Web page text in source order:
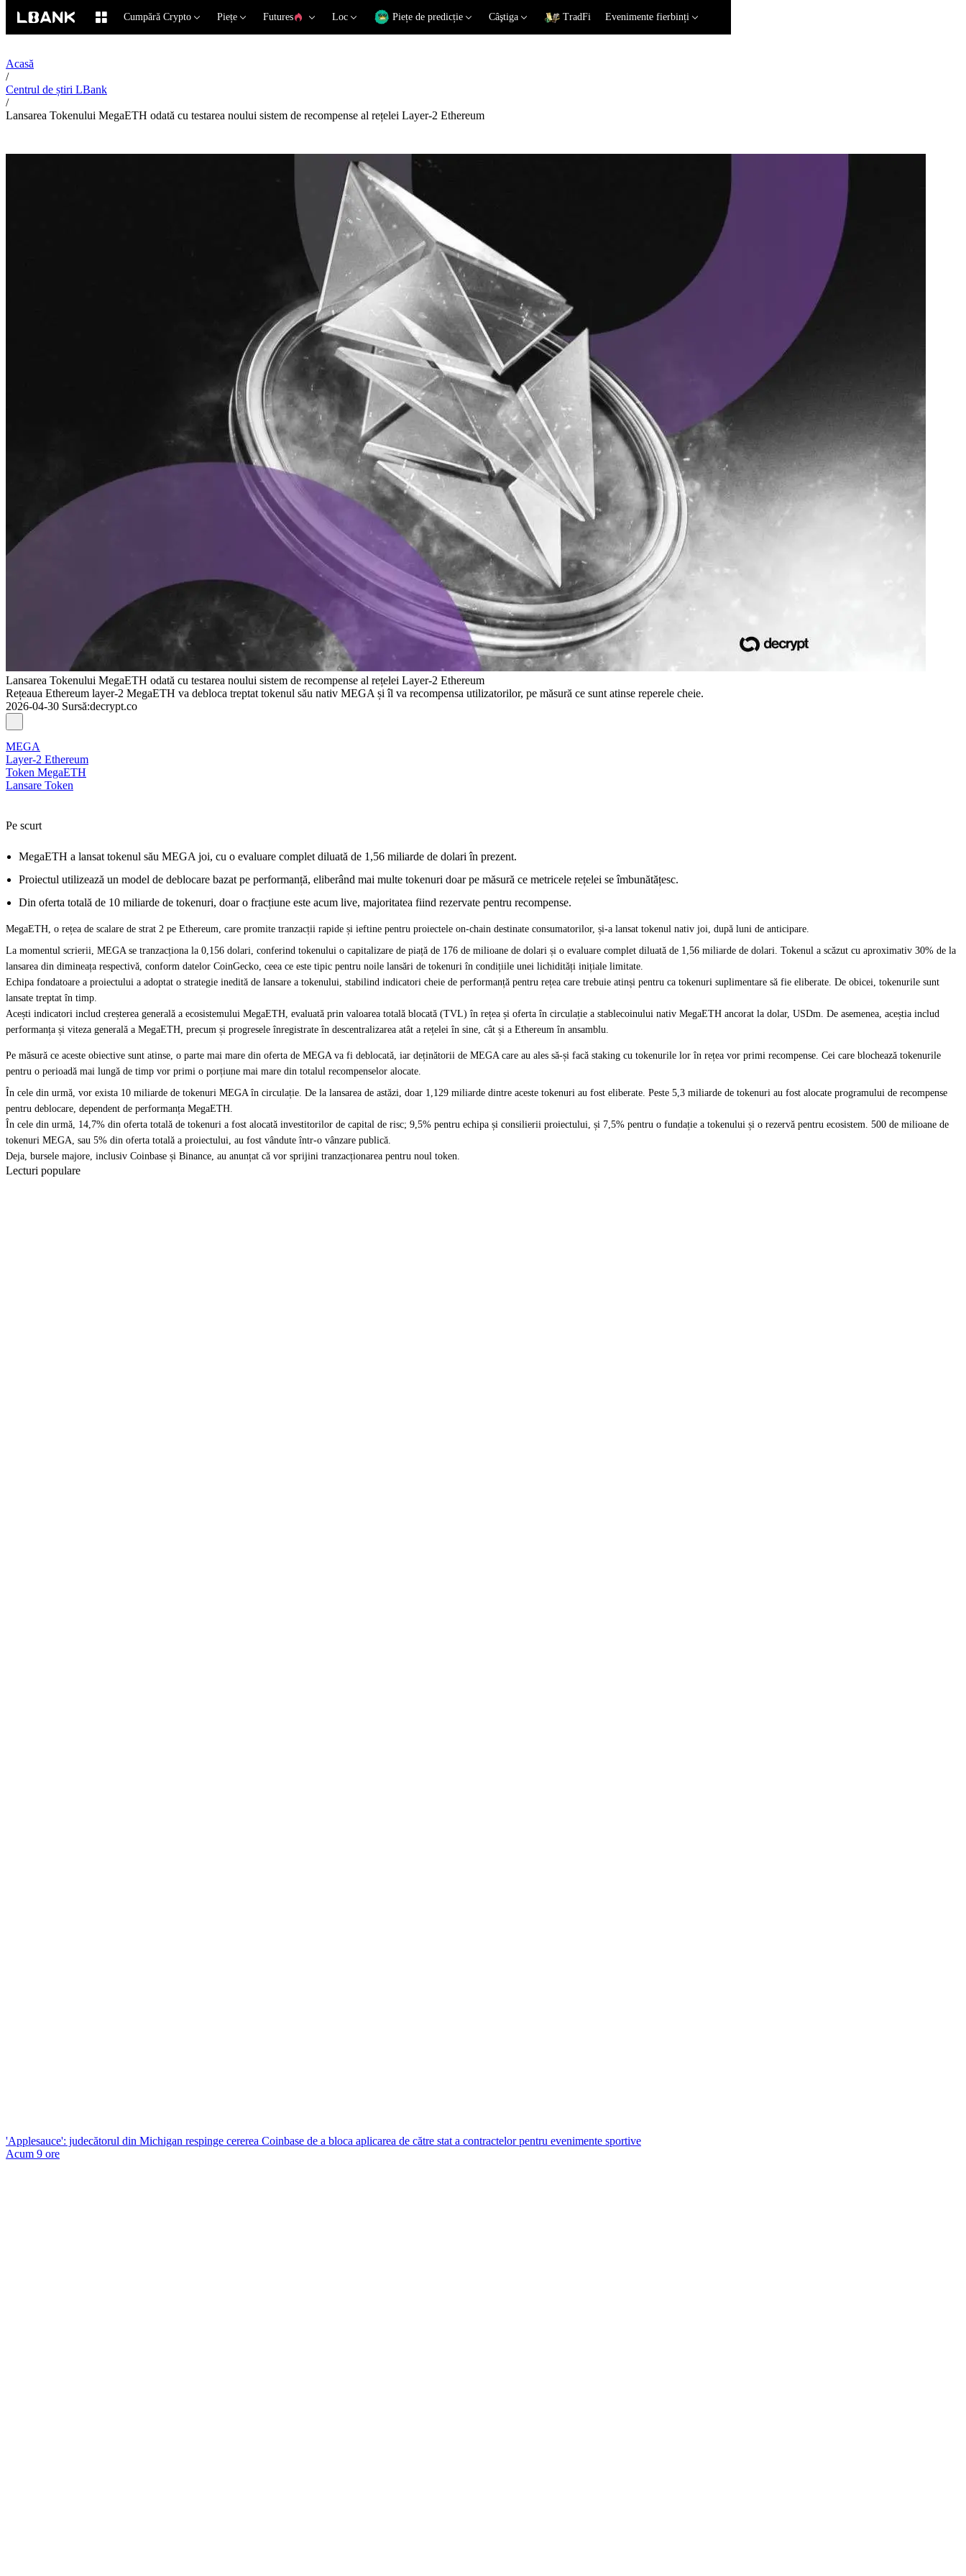
Cumpără Crypto Piețe Futures Loc Piețe de predicție Câştiga TradFi Evenimente fierbinți
Acasă
/
Centrul de știri LBank
/
Lansarea Tokenului MegaETH odată cu testarea noului sistem de recompense al rețelei Layer-2 Ethereum
Lansarea Tokenului MegaETH odată cu testarea noului sistem de recompense al rețelei Layer-2 Ethereum
Rețeaua Ethereum layer-2 MegaETH va debloca treptat tokenul său nativ MEGA și îl va recompensa utilizatorilor, pe măsură ce sunt atinse reperele cheie.
2026-04-30 Sursă:decrypt.co
MEGA
Layer-2 Ethereum
Token MegaETH
Lansare Token
Pe scurt
MegaETH a lansat tokenul său MEGA joi, cu o evaluare complet diluată de 1,56 miliarde de dolari în prezent.
Proiectul utilizează un model de deblocare bazat pe performanță, eliberând mai multe tokenuri doar pe măsură ce metricele rețelei se îmbunătățesc.
Din oferta totală de 10 miliarde de tokenuri, doar o fracțiune este acum live, majoritatea fiind rezervate pentru recompense.
MegaETH, o rețea de scalare de strat 2 pe Ethereum, care promite tranzacții rapide și ieftine pentru proiectele on-chain destinate consumatorilor, și-a lansat tokenul nativ joi, după luni de anticipare.
La momentul scrierii, MEGA se tranzacționa la 0,156 dolari, conferind tokenului o capitalizare de piață de 176 de milioane de dolari și o evaluare complet diluată de 1,56 miliarde de dolari. Tokenul a scăzut cu aproximativ 30% de la
lansarea din dimineața respectivă, conform datelor CoinGecko, ceea ce este tipic pentru noile lansări de tokenuri în condițiile unei lichidități inițiale limitate.
Echipa fondatoare a proiectului a adoptat o strategie inedită de lansare a tokenului, stabilind indicatori cheie de performanță pentru rețea care trebuie atinși pentru ca tokenuri suplimentare să fie eliberate. De obicei, tokenurile sunt
lansate treptat în timp.
Acești indicatori includ creșterea generală a ecosistemului MegaETH, evaluată prin valoarea totală blocată (TVL) în rețea și oferta în circulație a stablecoinului nativ MegaETH ancorat la dolar, USDm. De asemenea, aceștia includ
performanța și viteza generală a MegaETH, precum și progresele înregistrate în descentralizarea atât a rețelei în sine, cât și a Ethereum în ansamblu.
Pe măsură ce aceste obiective sunt atinse, o parte mai mare din oferta de MEGA va fi deblocată, iar deținătorii de MEGA care au ales să-și facă staking cu tokenurile lor în rețea vor primi recompense. Cei care blochează tokenurile
pentru o perioadă mai lungă de timp vor primi o porțiune mai mare din totalul recompenselor alocate.
În cele din urmă, vor exista 10 miliarde de tokenuri MEGA în circulație. De la lansarea de astăzi, doar 1,129 miliarde dintre aceste tokenuri au fost eliberate. Peste 5,3 miliarde de tokenuri au fost alocate programului de recompense
pentru deblocare, dependent de performanța MegaETH.
În cele din urmă, 14,7% din oferta totală de tokenuri a fost alocată investitorilor de capital de risc; 9,5% pentru echipa și consilierii proiectului, și 7,5% pentru o fundație a tokenului și o rezervă pentru ecosistem. 500 de milioane de
tokenuri MEGA, sau 5% din oferta totală a proiectului, au fost vândute într-o vânzare publică.
Deja, bursele majore, inclusiv Coinbase și Binance, au anunțat că vor sprijini tranzacționarea pentru noul token.
Lecturi populare
'Applesauce': judecătorul din Michigan respinge cererea Coinbase de a bloca aplicarea de către stat a contractelor pentru evenimente sportive
Acum 9 ore